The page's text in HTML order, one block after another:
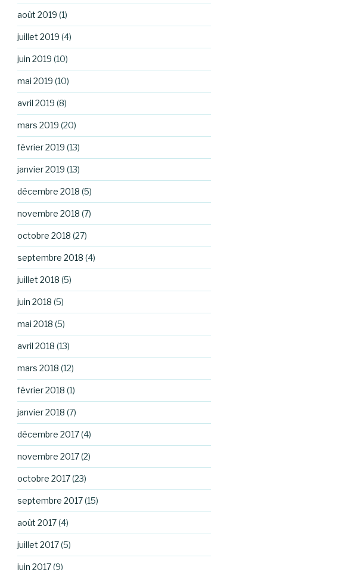
août 2019 (1)
juillet 2019 (4)
juin 2019 (10)
mai 2019 (10)
avril 2019 (8)
mars 2019 (20)
février 2019 (13)
janvier 2019 (13)
décembre 2018 (5)
novembre 2018 (7)
octobre 2018 (27)
septembre 2018 (4)
juillet 2018 (5)
juin 2018 (5)
mai 2018 (5)
avril 2018 (13)
mars 2018 (12)
février 2018 (1)
janvier 2018 (7)
décembre 2017(4)
novembre 2017(2)
octobre 2017(23)
septembre 2017(15)
août 2017(4)
juillet 2017(5)
juin 2017(9)